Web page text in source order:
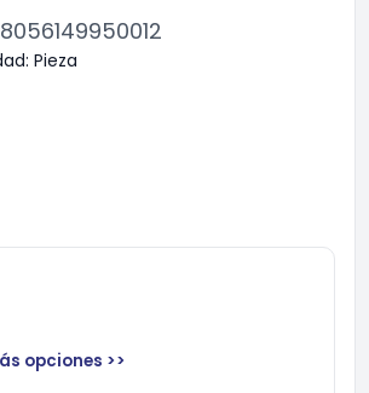
8056149950012
Pieza
opciones >>